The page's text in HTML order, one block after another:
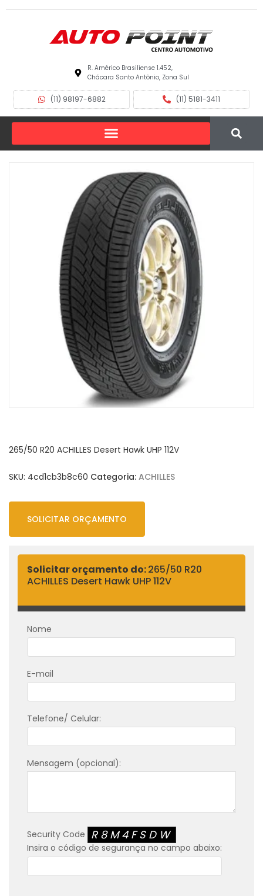
R. Américo Brasiliense 1.452,
Chácara Santo Antônio, Zona Sul
(11) 98197-6882 (11) 5181-3411
265/50 R20 ACHILLES Desert Hawk UHP 112V
SKU: 4cd1cb3b8c60 Categoria: ACHILLES
SOLICITAR ORÇAMENTO
Solicitar orçamento do:265/50 R20
ACHILLES Desert Hawk UHP 112V
Nome
E-mail
Telefone/ Celular:
Mensagem (opcional):
Security Code R8M4FSDW
Insira o código de segurança no campo abaixo: